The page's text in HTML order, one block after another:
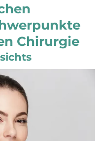
Chirurgie